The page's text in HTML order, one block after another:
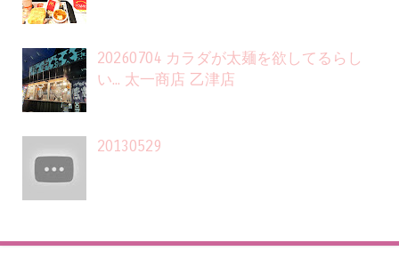
20260704 カラダが太麺を欲してるらし
い... 太一商店 乙津店
20130529